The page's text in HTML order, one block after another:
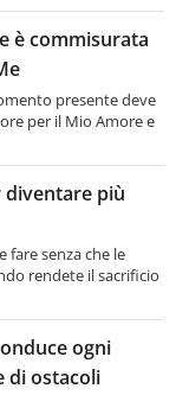
è commisurata
presente deve
per il Mio Amore e
diventare più
fare senza che le
rendete il sacrificio
ogni
di ostacoli